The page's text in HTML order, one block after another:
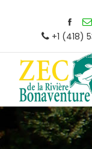
+1 (418)